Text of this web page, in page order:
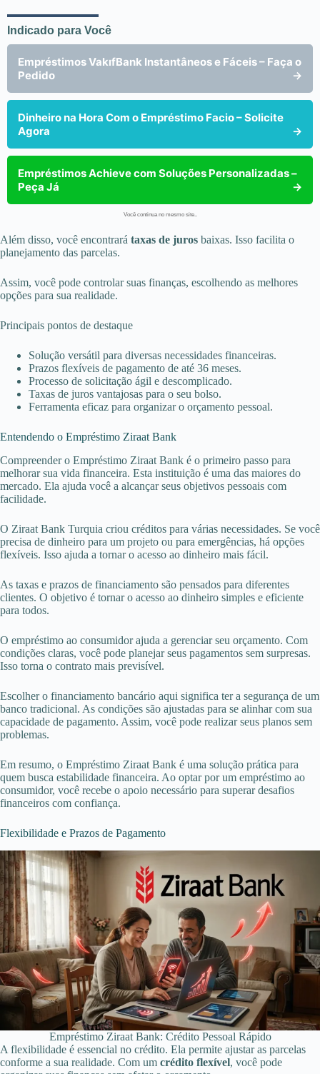
Indicado para Você
Empréstimos VakıfBank Instantâneos e Fáceis – Faça o
Pedido
→
Dinheiro na Hora Com o Empréstimo Facio – Solicite
Agora
→
Empréstimos Achieve com Soluções Personalizadas –
Peça Já
→
Você continua no mesmo site..
Além disso, você encontrará taxas de juros baixas. Isso facilita o
planejamento das parcelas.
Assim, você pode controlar suas finanças, escolhendo as melhores
opções para sua realidade.
Principais pontos de destaque
Solução versátil para diversas necessidades financeiras.
Prazos flexíveis de pagamento de até 36 meses.
Processo de solicitação ágil e descomplicado.
Taxas de juros vantajosas para o seu bolso.
Ferramenta eficaz para organizar o orçamento pessoal.
Entendendo o Empréstimo Ziraat Bank
Compreender o Empréstimo Ziraat Bank é o primeiro passo para
melhorar sua vida financeira. Esta instituição é uma das maiores do
mercado. Ela ajuda você a alcançar seus objetivos pessoais com
facilidade.
O Ziraat Bank Turquia criou créditos para várias necessidades. Se você
precisa de dinheiro para um projeto ou para emergências, há opções
flexíveis. Isso ajuda a tornar o acesso ao dinheiro mais fácil.
As taxas e prazos de financiamento são pensados para diferentes
clientes. O objetivo é tornar o acesso ao dinheiro simples e eficiente
para todos.
O empréstimo ao consumidor ajuda a gerenciar seu orçamento. Com
condições claras, você pode planejar seus pagamentos sem surpresas.
Isso torna o contrato mais previsível.
Escolher o financiamento bancário aqui significa ter a segurança de um
banco tradicional. As condições são ajustadas para se alinhar com sua
capacidade de pagamento. Assim, você pode realizar seus planos sem
problemas.
Em resumo, o Empréstimo Ziraat Bank é uma solução prática para
quem busca estabilidade financeira. Ao optar por um empréstimo ao
consumidor, você recebe o apoio necessário para superar desafios
financeiros com confiança.
Flexibilidade e Prazos de Pagamento
Empréstimo Ziraat Bank: Crédito Pessoal Rápido
A flexibilidade é essencial no crédito. Ela permite ajustar as parcelas
conforme a sua realidade. Com um crédito flexível, você pode